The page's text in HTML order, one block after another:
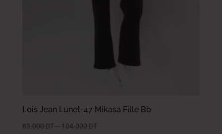
Lois Jean Lunet-47 Mikasa Fille Bb
83.000 DT– 104.000 DT